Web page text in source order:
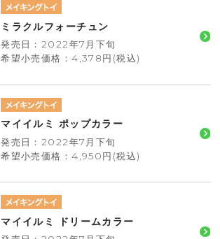
ミラクルフォーチュン
発売日：2022年7月下旬
希望小売価格：4,378円(税込)
マイイルミ ポップカラー
発売日：2022年7月下旬
希望小売価格：4,950円(税込)
マイイルミ ドリームカラー